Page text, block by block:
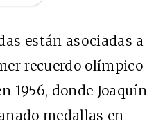
están asociadas a
recuerdo olímpico
1956, donde Joaquín
medallas en